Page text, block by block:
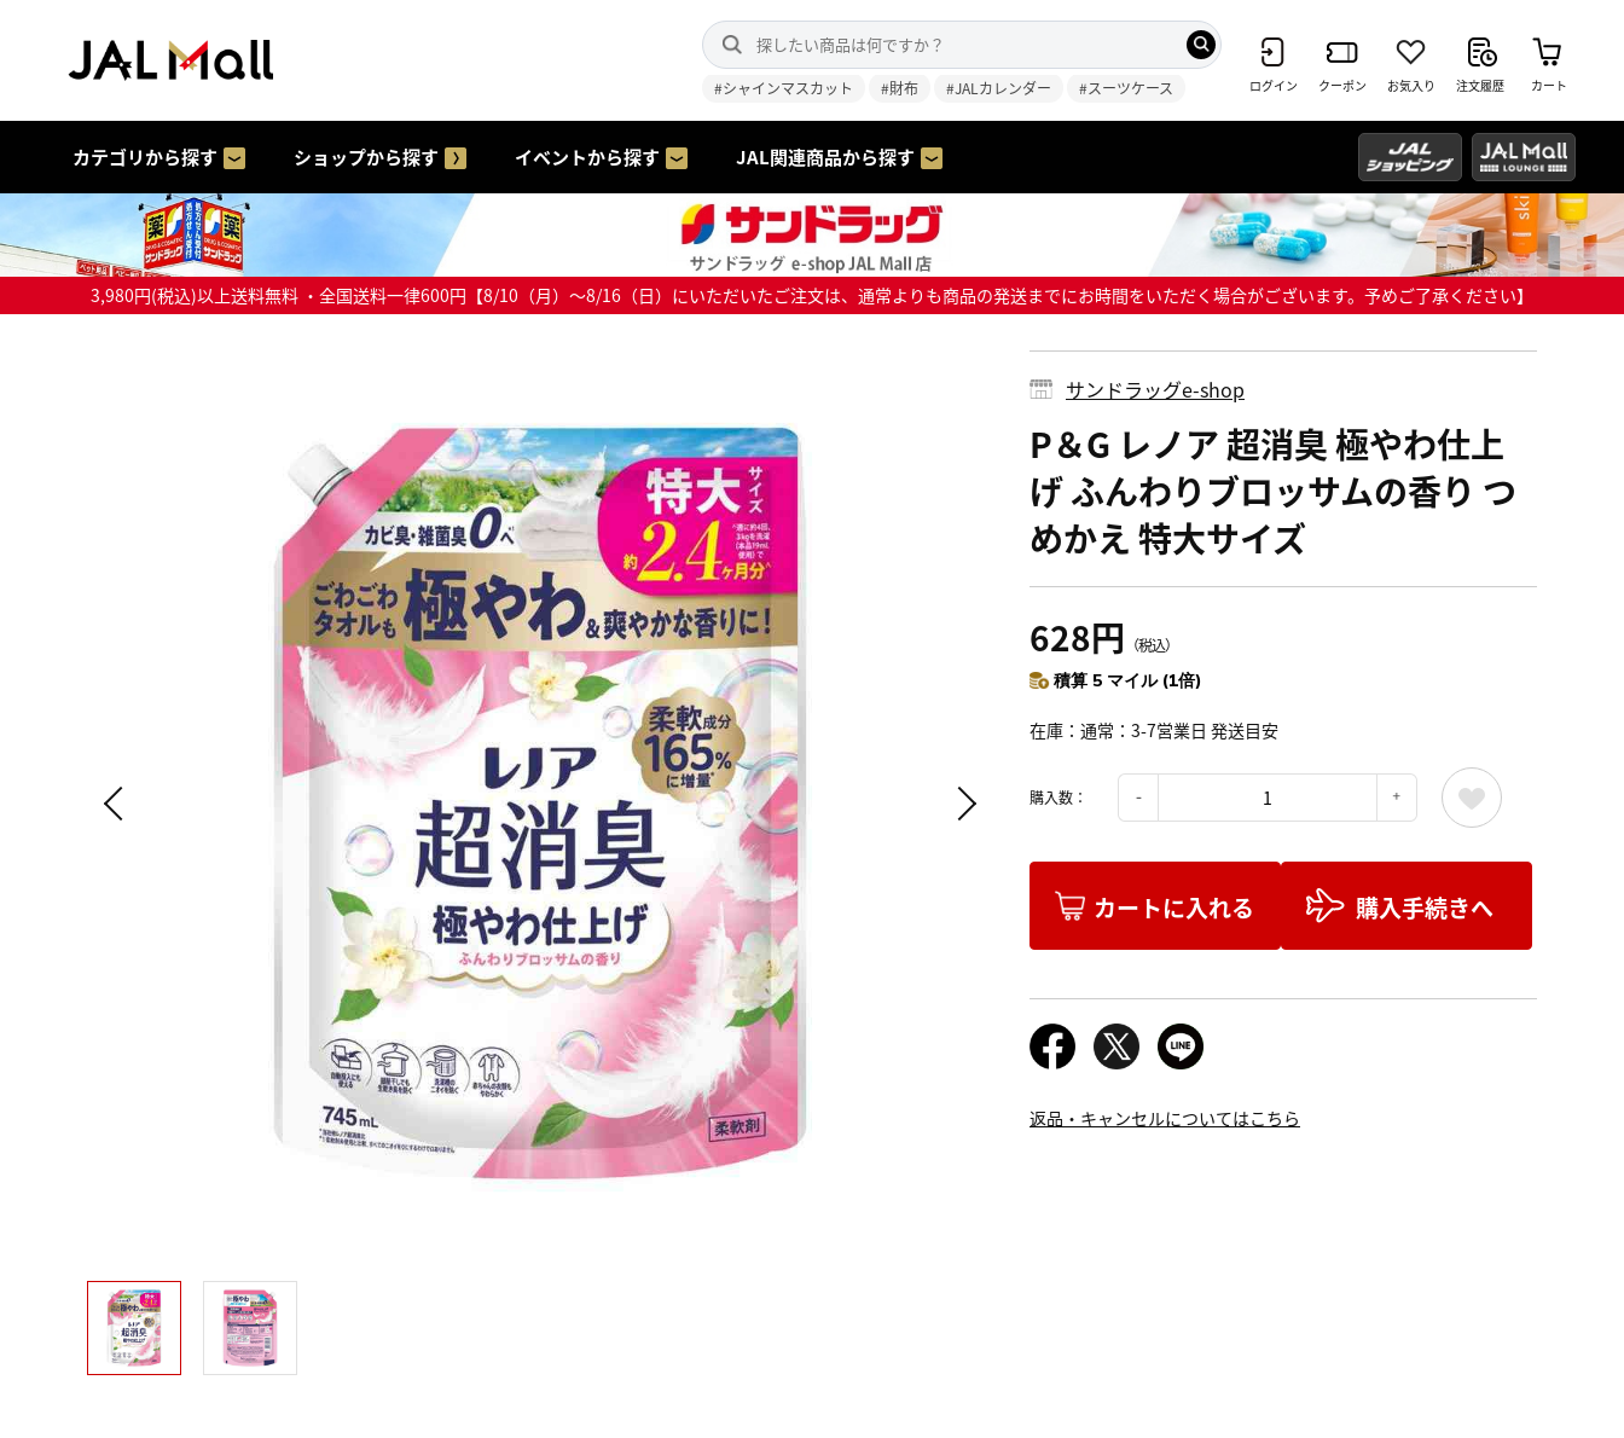
#シャインマスカット #財布 #JALカレンダー #スーツケース ログイン クーポン お気入り 注文履歴 カート
カテゴリから探す ショップから探す イベントから探す JAL関連商品から探す
3,980円(税込)以上送料無料 ・全国送料一律600円【8/10（月）～8/16（日）にいただいたご注文は、通常よりも商品の発送までにお時間をいただく場合がございます。予めご了承ください】
サンドラッグe-shop
P＆G レノア 超消臭 極やわ仕上
げ ふんわりブロッサムの香り つ
めかえ 特大サイズ
628円 （税込）
積算 5 マイル (1倍)
在庫 通常：3-7営業日 発送目安
購入数：
カートに入れる 購入手続きへ
返品・キャンセルについてはこちら